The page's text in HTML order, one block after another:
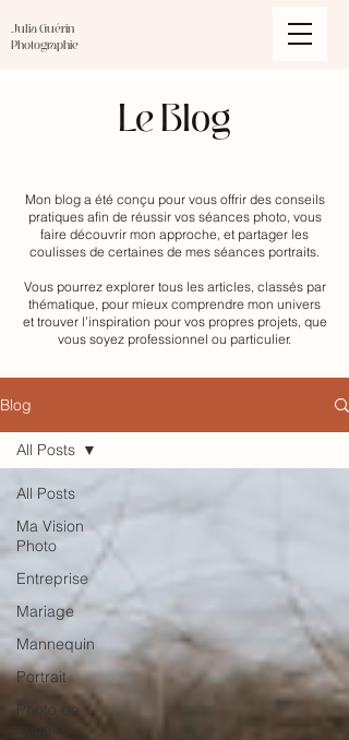
Julia Guérin
Photographie
Le Blog
Mon blog a été conçu pour vous offrir des conseils
pratiques afin de réussir vos séances photo, vous
faire découvrir mon approche, et partager les
coulisses de certaines de mes séances portraits.
Vous pourrez explorer tous les articles, classés par
thématique, pour mieux comprendre mon univers
et trouver l’inspiration pour vos propres projets, que
vous soyez professionnel ou particulier.
Blog
All Posts
Ma Vision
Photo
Entreprise
Mariage
Mannequin
Portrait
Photo de
All Posts